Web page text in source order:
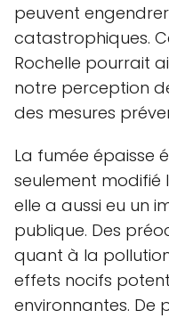
peuvent
catastrophiques.
Rochelle pourrait
notre perception
des mesures
La fumée épaisse
seulement
elle a aussi eu un
publique. Des
quant à la
effets nocifs
environnantes. De